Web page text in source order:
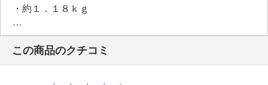
・約１．１８ｋｇ
【耐荷重】
・静止耐荷重：１．５ｋｇ
【メンテナンス】
※詳細は商品パッケージ等参照
この商品のクチコミ